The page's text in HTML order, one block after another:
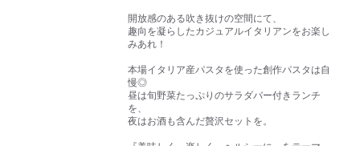
開放感のある吹き抜けの空間にて、
趣向を凝らしたカジュアルイタリアンをお楽し
みあれ！
本場イタリア産パスタを使った創作パスタは自
慢◎
昼は旬野菜たっぷりのサラダバー付きランチ
を、
夜はお酒も含んだ贅沢セットを。